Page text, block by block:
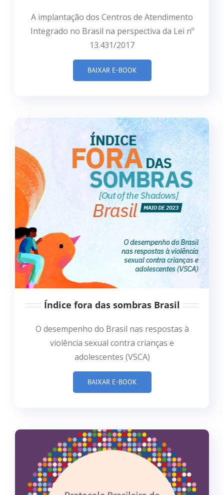
A implantação dos Centros de Atendimento
Integrado no Brasil na perspectiva da Lei nº
13.431/2017
BAIXAR E-BOOK
Índice fora das sombras Brasil
O desempenho do Brasil nas respostas à
violência sexual contra crianças e
adolescentes (VSCA)
BAIXAR E-BOOK